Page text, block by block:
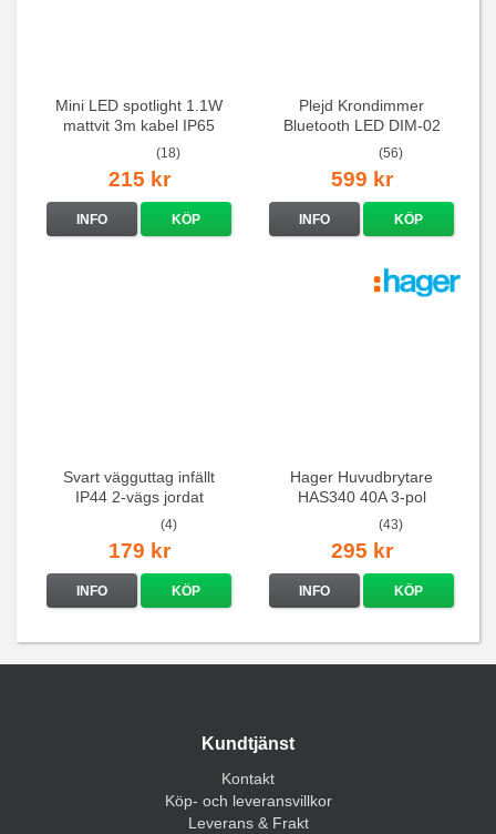
Mini LED spotlight 1.1W
mattvit 3m kabel IP65
(18)
215 kr
INFO KÖP
Plejd Krondimmer
Bluetooth LED DIM-02
(56)
599 kr
INFO KÖP
Svart vägguttag infällt
IP44 2-vägs jordat
(4)
179 kr
INFO KÖP
Hager Huvudbrytare
HAS340 40A 3-pol
(43)
295 kr
INFO KÖP
Kundtjänst
Kontakt
Köp- och leveransvillkor
Leverans & Frakt